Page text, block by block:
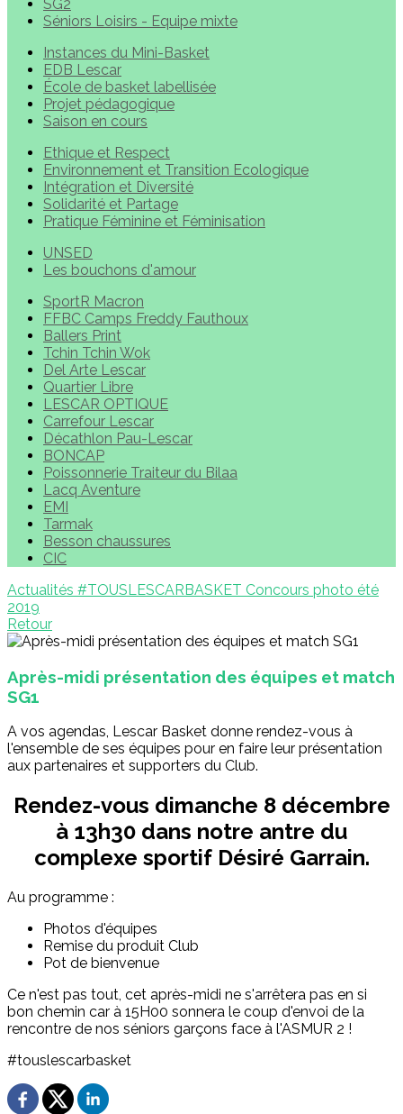
SG2
Séniors Loisirs - Equipe mixte
Instances du Mini-Basket
EDB Lescar
École de basket labellisée
Projet pédagogique
Saison en cours
Ethique et Respect
Environnement et Transition Ecologique
Intégration et Diversité
Solidarité et Partage
Pratique Féminine et Féminisation
UNSED
Les bouchons d'amour
SportR Macron
FFBC Camps Freddy Fauthoux
Ballers Print
Tchin Tchin Wok
Del Arte Lescar
Quartier Libre
LESCAR OPTIQUE
Carrefour Lescar
Décathlon Pau-Lescar
BONCAP
Poissonnerie Traiteur du Bilaa
Lacq Aventure
EMI
Tarmak
Besson chaussures
CIC
Actualités #TOUSLESCARBASKET Concours photo été
2019
Retour
Après-midi présentation des équipes et match
SG1
A vos agendas, Lescar Basket donne rendez-vous à
l'ensemble de ses équipes pour en faire leur présentation
aux partenaires et supporters du Club.
Rendez-vous dimanche 8 décembre
à 13h30 dans notre antre du
complexe sportif Désiré Garrain.
Au programme :
Photos d'équipes
Remise du produit Club
Pot de bienvenue
Ce n'est pas tout, cet après-midi ne s'arrêtera pas en si
bon chemin car à 15H00 sonnera le coup d'envoi de la
rencontre de nos séniors garçons face à l'ASMUR 2 !
#touslescarbasket